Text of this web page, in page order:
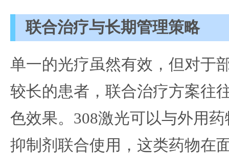
联合治疗与长期管理策略
单一的光疗虽然有效，但对于
较长的患者，联合治疗方案往
色效果。308激光可以与外用
抑制剂联合使用，这类药物在